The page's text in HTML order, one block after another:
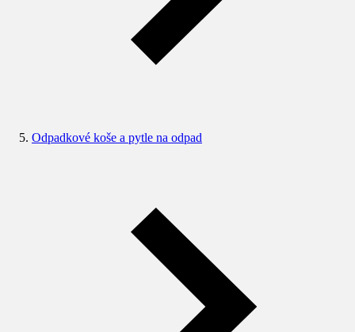
Odpadkové koše a pytle na odpad